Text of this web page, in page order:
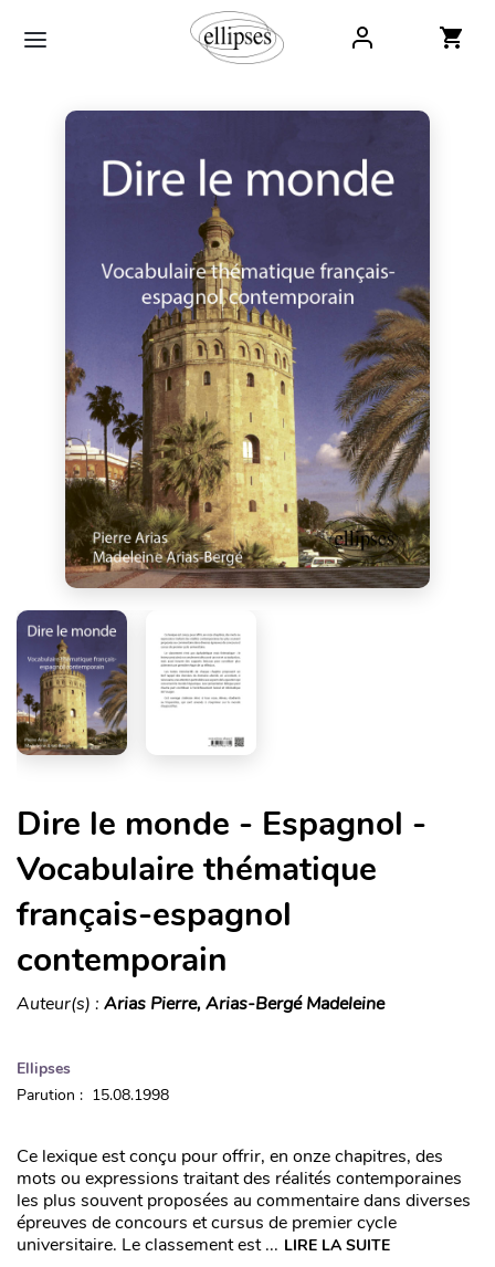
Dire le monde - Espagnol -
Vocabulaire thématique
français-espagnol
contemporain
Auteur(s) : Arias Pierre, Arias-Bergé Madeleine
Ellipses
Parution : 15.08.1998
Ce lexique est conçu pour offrir, en onze chapitres, des
mots ou expressions traitant des réalités contemporaines
les plus souvent proposées au commentaire dans diverses
épreuves de concours et cursus de premier cycle
universitaire. Le classement est ... LIRE LA SUITE